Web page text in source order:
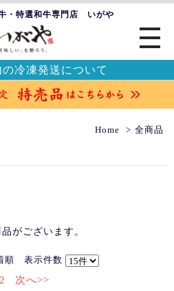
・特選和牛専門店 いがや
冷凍発送について
Home 全商品
がございます。
順 表示件数
2 次へ>>